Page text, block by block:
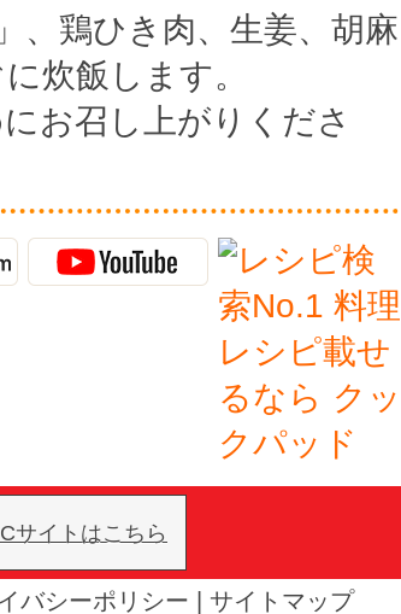
、鶏ひき肉、生姜、胡麻
炊飯します。
お召し上がりくださ
サイトはこちら
バシーポリシー サイトマップ